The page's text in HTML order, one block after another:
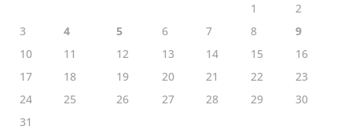
1
2
3
4 5 6 7 8
9
10
11 12 13 14 15
16
17
18 19 20 21 22
23
24
25 26 27 28 29
30
31